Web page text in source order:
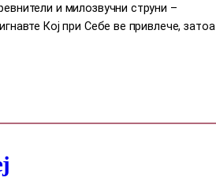
и милозвучни струни –
Кој при Себе ве привлече, затоа